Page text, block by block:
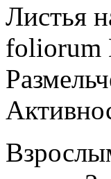
Листья
foliorum